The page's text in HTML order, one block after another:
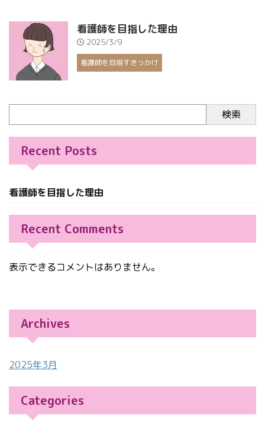
看護師を目指した理由
2025/3/9
看護師を目指すきっかけ
検索
Recent Posts
看護師を目指した理由
Recent Comments
表示できるコメントはありません。
Archives
2025年3月
Categories